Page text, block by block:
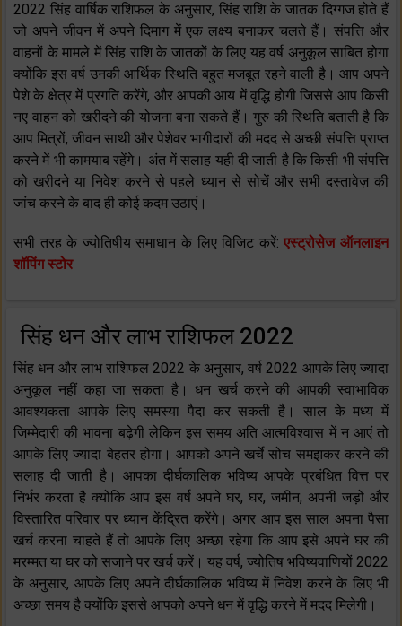
2022 सिंह वार्षिक राशिफल के अनुसार, सिंह राशि के जातक दिग्गज होते हैं
जो अपने जीवन में अपने दिमाग में एक लक्ष्य बनाकर चलते हैं। संपत्ति और
वाहनों के मामले में सिंह राशि के जातकों के लिए यह वर्ष अनुकूल साबित होगा
क्योंकि इस वर्ष उनकी आर्थिक स्थिति बहुत मजबूत रहने वाली है। आप अपने
पेशे के क्षेत्र में प्रगति करेंगे, और आपकी आय में वृद्धि होगी जिससे आप किसी
नए वाहन को खरीदने की योजना बना सकते हैं। गुरु की स्थिति बताती है कि
आप मित्रों, जीवन साथी और पेशेवर भागीदारों की मदद से अच्छी संपत्ति प्राप्त
करने में भी कामयाब रहेंगे। अंत में सलाह यही दी जाती है कि किसी भी संपत्ति
को खरीदने या निवेश करने से पहले ध्यान से सोचें और सभी दस्तावेज़ की
जांच करने के बाद ही कोई कदम उठाएं।
सभी तरह के ज्योतिषीय समाधान के लिए विजिट करें: एस्ट्रोसेज ऑनलाइन
शॉपिंग स्टोर
सिंह धन और लाभ राशिफल 2022
सिंह धन और लाभ राशिफल 2022 के अनुसार, वर्ष 2022 आपके लिए ज्यादा
अनुकूल नहीं कहा जा सकता है। धन खर्च करने की आपकी स्वाभाविक
आवश्यकता आपके लिए समस्या पैदा कर सकती है। साल के मध्य में
जिम्मेदारी की भावना बढ़ेगी लेकिन इस समय अति आत्मविश्वास में न आएं तो
आपके लिए ज्यादा बेहतर होगा। आपको अपने खर्चे सोच समझकर करने की
सलाह दी जाती है। आपका दीर्घकालिक भविष्य आपके प्रबंधित वित्त पर
निर्भर करता है क्योंकि आप इस वर्ष अपने घर, घर, जमीन, अपनी जड़ों और
विस्तारित परिवार पर ध्यान केंद्रित करेंगे। अगर आप इस साल अपना पैसा
खर्च करना चाहते हैं तो आपके लिए अच्छा रहेगा कि आप इसे अपने घर की
मरम्मत या घर को सजाने पर खर्च करें। यह वर्ष, ज्योतिष भविष्यवाणियों 2022
के अनुसार, आपके लिए अपने दीर्घकालिक भविष्य में निवेश करने के लिए भी
अच्छा समय है क्योंकि इससे आपको अपने धन में वृद्धि करने में मदद मिलेगी।